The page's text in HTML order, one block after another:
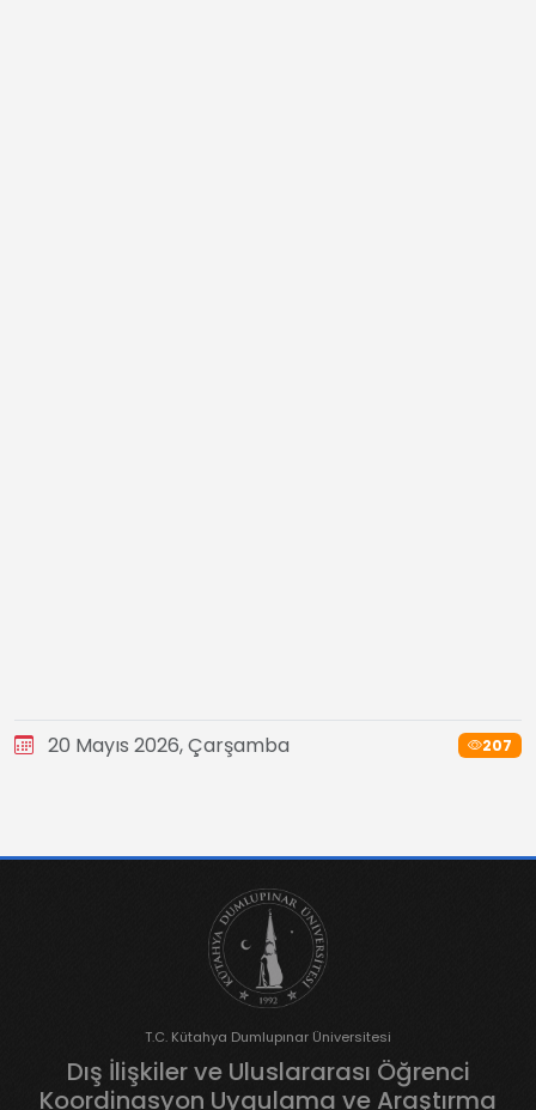
20 Mayıs 2026, Çarşamba 207
T.C. Kütahya Dumlupınar Üniversitesi
Dış İlişkiler ve Uluslararası Öğrenci
Koordinasyon Uygulama ve Araştırma